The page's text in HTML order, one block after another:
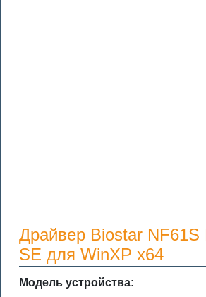
Драйвер Biostar NF61S
SE для WinXP x64
Модель устройства: